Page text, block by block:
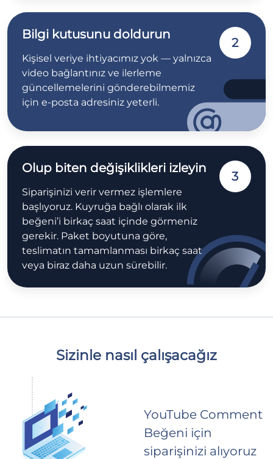
Bilgi kutusunu doldurun
Kişisel veriye ihtiyacımız yok — yalnızca
video bağlantınız ve ilerleme
güncellemelerini gönderebilmemiz
için e-posta adresiniz yeterli.
2
Olup biten değişiklikleri izleyin
Siparişinizi verir vermez işlemlere
başlıyoruz. Kuyruğa bağlı olarak ilk
beğeni’i birkaç saat içinde görmeniz
gerekir. Paket boyutuna göre,
teslimatın tamamlanması birkaç saat
veya biraz daha uzun sürebilir.
3
Sizinle nasıl çalışacağız
YouTube Comment
Beğeni için
siparişinizi alıyoruz